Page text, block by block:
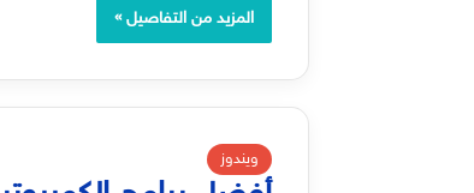
المزيد من التفاصيل »
ويندوز